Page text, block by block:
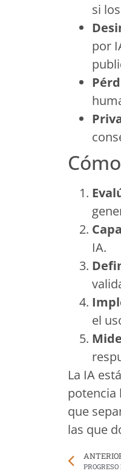
si
por
IA.
el
La IA
potencia
que
las que